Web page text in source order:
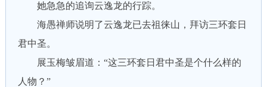
她急急的追询云逸龙的行踪。
海愚禅师说明了云逸龙已去祖徕山，拜访三环套日
君中圣。
展玉梅皱眉道：“这三环套日君中圣是个什么样的
人物？”